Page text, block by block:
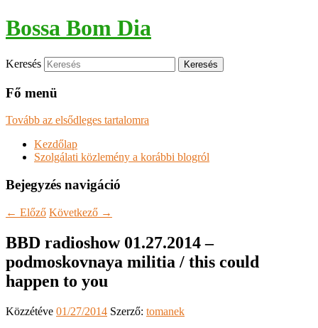
Bossa Bom Dia
Keresés
Fő menü
Tovább az elsődleges tartalomra
Kezdőlap
Szolgálati közlemény a korábbi blogról
Bejegyzés navigáció
← Előző Következő →
BBD radioshow 01.27.2014 –
podmoskovnaya militia / this could
happen to you
Közzétéve 01/27/2014 Szerző: tomanek